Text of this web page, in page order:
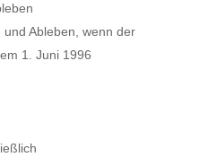
Ableben, wenn der
1. Juni 1996